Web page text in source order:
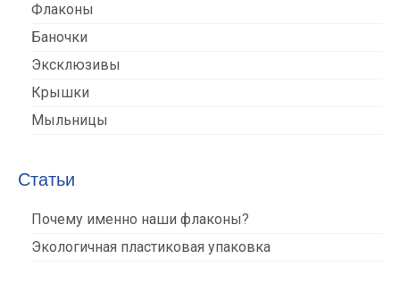
Флаконы
Баночки
Эксклюзивы
Крышки
Мыльницы
Статьи
Почему именно наши флаконы?
Экологичная пластиковая упаковка